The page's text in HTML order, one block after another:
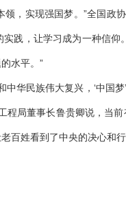
，实现强国梦。”全国政
践，让学习成为一种信
水平。”
民族伟大复兴，‘中国梦
局董事长鲁贵卿说，当
百姓看到了中央的决心和行